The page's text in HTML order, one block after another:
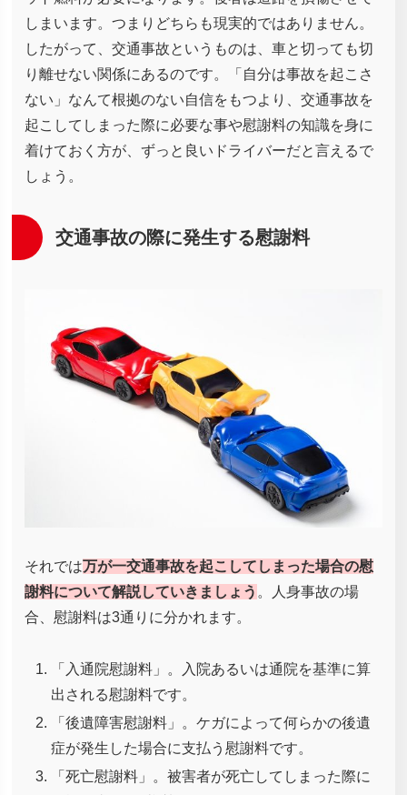
しまいます。つまりどちらも現実的ではありません。
したがって、交通事故というものは、車と切っても切
り離せない関係にあるのです。「自分は事故を起こさ
ない」なんて根拠のない自信をもつより、交通事故を
起こしてしまった際に必要な事や慰謝料の知識を身に
着けておく方が、ずっと良いドライバーだと言えるで
しょう。
交通事故の際に発生する慰謝料
それでは万が一交通事故を起こしてしまった場合の慰
謝料について解説していきましょう 。人身事故の場
合、慰謝料は3通りに分かれます。
「入通院慰謝料」。入院あるいは通院を基準に算
出される慰謝料です。
「後遺障害慰謝料」。ケガによって何らかの後遺
症が発生した場合に支払う慰謝料です。
「死亡慰謝料」。被害者が死亡してしまった際に